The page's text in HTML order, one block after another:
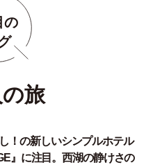
の
旅
！の新しいシンプルホテル
』に注目。西湖の静けさの